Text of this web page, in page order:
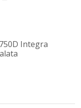
Integra